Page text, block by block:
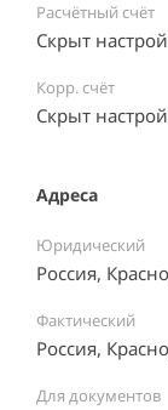
Расчётный счёт
Скрыт
Корр. счёт
Скрыт
Адреса
Юридический
Россия,
Фактический
Россия,
Для документов